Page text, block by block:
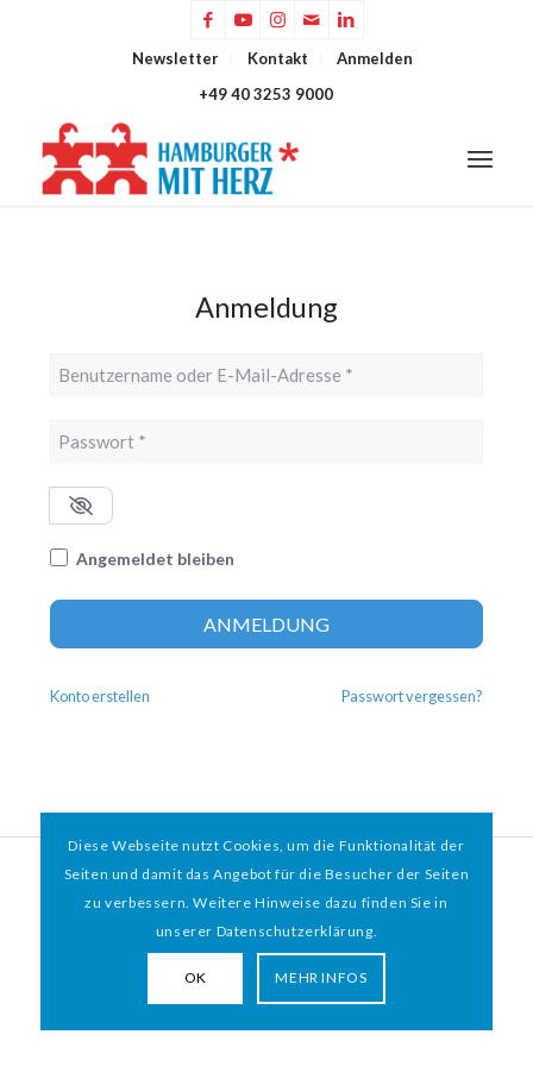
Newsletter Kontakt
Anmelden
+49 40 3253 9000
Anmeldung
Benutzername oder E-Mail-Adresse
Passwort *
Angemeldet bleiben
ANMELDUNG
Konto erstellen Passwort vergessen?
© 2026 HAMBURGER*MIT HERZ e.V. | WEBDESIGN BY WEBIGAMI
Diese Webseite nutzt Cookies, um die Funktionalität der
Seiten und damit das Angebot für die Besucher der Seiten
zu verbessern. Weitere Hinweise dazu finden Sie in
unserer Datenschutzerklärung.
OK MEHR INFOS